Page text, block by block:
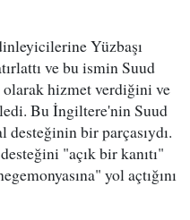
Yüzbaşı
ve bu ismin Suud
olarak hizmet verdiğini ve
Bu İngiltere'nin Suud
desteğinin bir parçasıydı.
"açık bir kanıtı"
yol açtığını